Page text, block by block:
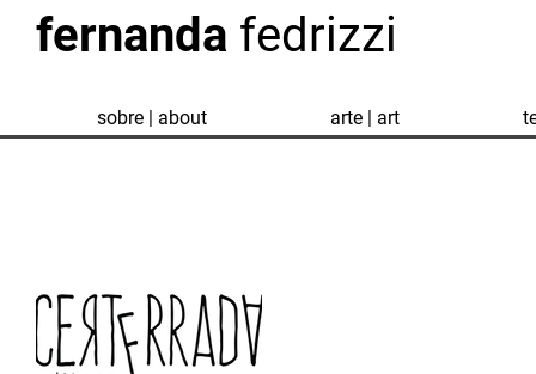
fernanda fedrizzi
sobre | about arte | art